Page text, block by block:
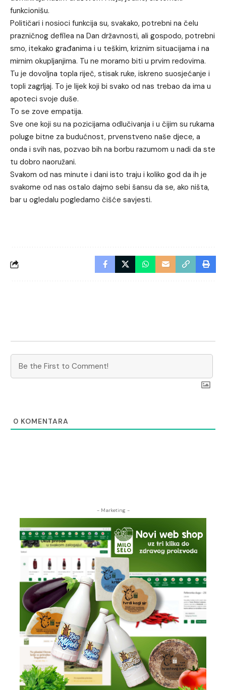
funkcionišu.
Političari i nosioci funkcija su, svakako, potrebni na čelu
prazničnog defilea na Dan državnosti, ali gospodo, potrebni
smo, itekako građanima i u teškim, kriznim situacijama i na
mirnim okupljanjima. Tu ne moramo biti u prvim redovima.
Tu je dovoljna topla riječ, stisak ruke, iskreno suosjećanje i
topli zagrljaj. To je lijek koji bi svako od nas trebao da ima u
apoteci svoje duše.
To se zove empatija.
Sve one koji su na pozicijama odlučivanja i u čijim su rukama
poluge bitne za budućnost, prvenstveno naše djece, a
onda i svih nas, pozvao bih na borbu razumom u nadi da ste
tu dobro naoružani.
Svakom od nas minute i dani isto traju i koliko god da ih je
svakome od nas ostalo dajmo sebi šansu da se, ako ništa,
bar u ogledalu pogledamo čišće savjesti.
0 KOMENTARA
- Marketing -